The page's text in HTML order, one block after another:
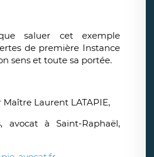
saluer cet exemple
de première Instance
sens et toute sa portée.
Laurent LATAPIE,
avocat à Saint-Raphaël,